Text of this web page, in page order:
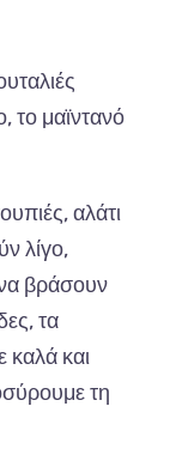
το μαϊντανό
αλάτι
λίγο,
βράσουν
τα
καλά και
τη